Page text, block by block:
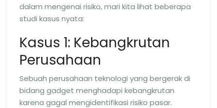
dalam mengenai risiko, mari kita lihat beberapa
studi kasus nyata:
Kasus 1: Kebangkrutan
Perusahaan
Sebuah perusahaan teknologi yang bergerak di
bidang gadget menghadapi kebangkrutan
karena gagal mengidentifikasi risiko pasar.